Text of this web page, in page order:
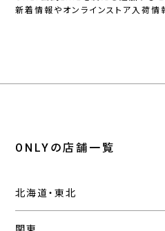
新着情報やオンラインストア入荷情
ONLYの店舗一覧
北海道・東北
関東